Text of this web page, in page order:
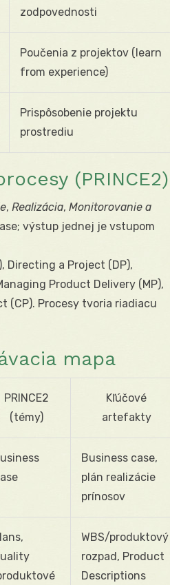
zodpovednosti
Poučenia z projektov (learn
from experience)
Prispôsobenie projektu
prostrediu
(PRINCE2)
, Realizácia, Monitorovanie a
výstup jednej je vstupom
Directing a Project (DP),
Product Delivery (MP),
(CP). Procesy tvoria riadiacu
mapa
PRINCE2
(témy)
Kľúčové
artefakty
Business case,
plán realizácie
prínosov
WBS/produktový
rozpad, Product
Descriptions